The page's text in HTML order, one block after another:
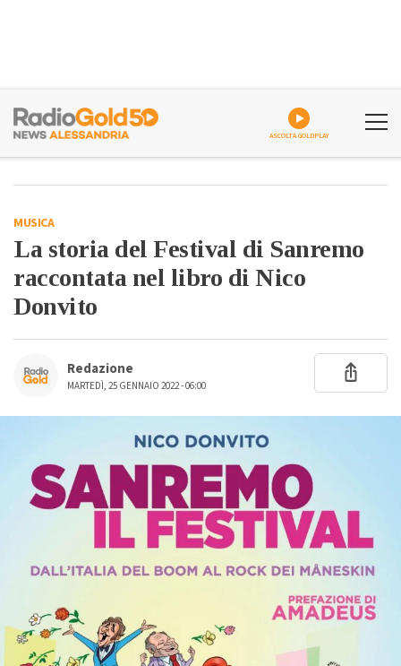
ASCOLTA GOLDPLAY
MUSICA
La storia del Festival di Sanremo
raccontata nel libro di Nico
Donvito
Redazione
MARTEDÌ, 25 GENNAIO 2022 - 06:00